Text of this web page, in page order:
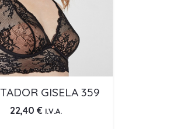
GISELA 359
22,40 € I.V.A.